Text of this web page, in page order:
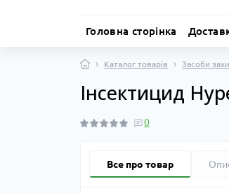
Головна сторінка
Каталог товарів Засоби
Інсектицид
0
Все про товар